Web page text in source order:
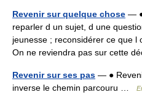
Revenir sur quelque chose —
reparler d un sujet, d une
jeunesse ; reconsidérer ce que l
On ne reviendra pas sur cette
Revenir sur ses pas — ●
inverse le chemin parcouru …